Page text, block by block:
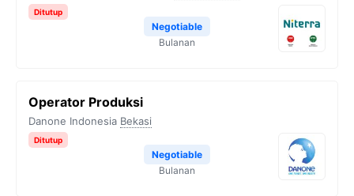
Ditutup
Negotiable
Bulanan
Operator Produksi
Danone Indonesia Bekasi
Ditutup
Negotiable
Bulanan